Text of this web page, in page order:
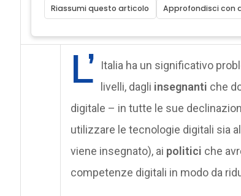
Riassumi questo articolo Approfondisci con
L’
Italia ha un significativo
livelli, dagli insegnanti che
digitale – in tutte le sue
utilizzare le tecnologie digitali sia
viene insegnato), ai politici che
competenze digitali in modo da